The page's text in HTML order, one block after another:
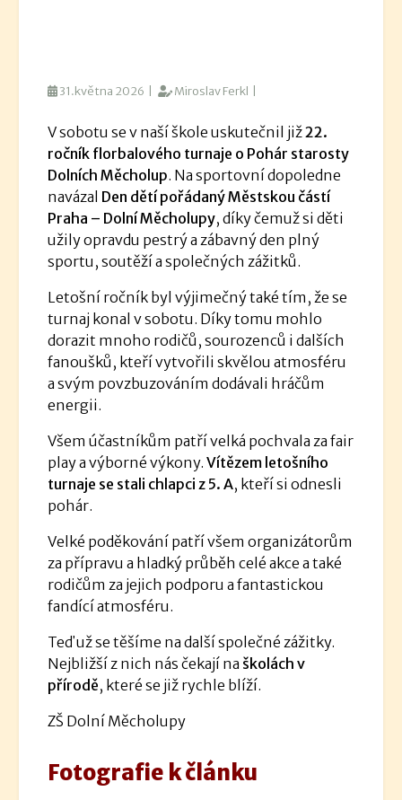
31.května 2026 | Miroslav Ferkl |
V sobotu se v naší škole uskutečnil již22.
ročník florbalového turnaje o Pohár starosty
Dolních Měcholup. Na sportovní dopoledne
navázal Den dětí pořádaný Městskou částí
Praha – Dolní Měcholupy, díky čemuž si děti
užily opravdu pestrý a zábavný den plný
sportu, soutěží a společných zážitků.
Letošní ročník byl výjimečný také tím, že se
turnaj konal v sobotu. Díky tomu mohlo
dorazit mnoho rodičů, sourozenců i dalších
fanoušků, kteří vytvořili skvělou atmosféru
a svým povzbuzováním dodávali hráčům
energii.
Všem účastníkům patří velká pochvala za fair
play a výborné výkony.Vítězem letošního
turnaje se stali chlapci z 5. A, kteří si odnesli
pohár.
Velké poděkování patří všem organizátorům
za přípravu a hladký průběh celé akce a také
rodičům za jejich podporu a fantastickou
fandící atmosféru.
Teď už se těšíme na další společné zážitky.
Nejbližší z nich nás čekají na školách v
přírodě, které se již rychle blíží.
ZŠ Dolní Měcholupy
Fotografie k článku